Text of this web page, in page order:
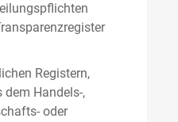
Registern,
dem Handels-,
oder